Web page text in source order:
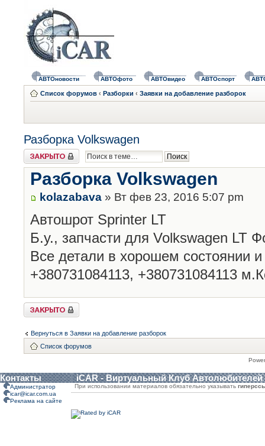
АВТОновости АВТОфото АВТОвидео АВТОспорт
Список форумов ‹ Разборки ‹ Заявки на добавление разборок
Разборка Volkswagen
Закрыто
Разборка Volkswagen
kolazabava » Вт фев 23, 2016 5:07 pm
Автошрот Sprinter LT
Б.у., запчасти для Volkswagen LT
Все детали в хорошем состоянии
+380731084113, +380731084113
Закрыто
Вернуться в Заявки на добавление разборок
Список форумов
Контакты iCAR - Виртуальный Клуб Автолюбителей
Администратор
icar@icar.com.ua
Реклама на сайте
При использовании материалов обязательно указывать